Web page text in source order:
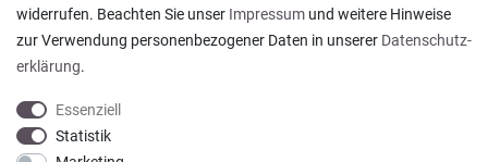
Datum der Veröffentlichung: 05.08.2026
Datum der Kauferfahrung: 29.07.2026
widerrufen. Beachten Sie unser Impressum und weitere Hinweise
zur Verwendung personenbezogener Daten in unserer Daten­schutz­
erklärung.
Essenziell
Statistik